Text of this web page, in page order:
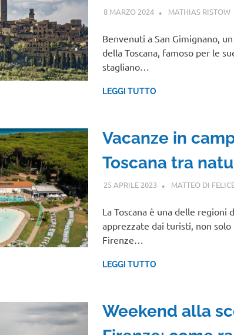
8 MARZO 2024 MATHIAS RISTOW
Benvenuti a San Gimignano,
della Toscana, famoso per le
stagliano…
LEGGI TUTTO
Vacanze in
Toscana tra
25 APRILE 2023 MATTEO DI
La Toscana è una delle regioni
apprezzate dai turisti, non solo
Firenze…
LEGGI TUTTO
Weekend alla